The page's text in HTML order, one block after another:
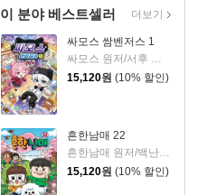
이 분야 베스트셀러
싸모스 쌈벤저스 1
싸모스 원저/서후 글/김기수,민승기 그림
15,120원 (10% 할인)
흔한남매 22
흔한남매 원저/백난도 글/유난희 그림/흔한컴퍼니 감수
15,120원 (10% 할인)
더보기